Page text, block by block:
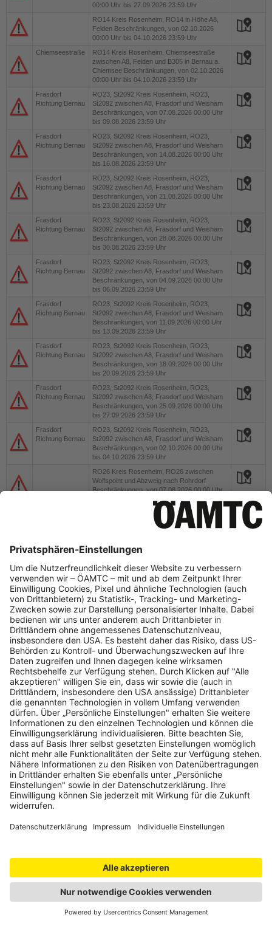
00:00 Uhr bis 27.09.2026 23:59 Uhr
RO14 Kreis Rosenheim, RO14 in Höhe A8,
Felden Beschränkungen, von 02.10.2026
00:00 Uhr bis 04.10.2026 23:59 Uhr
Chiemseestraße
RO14 Kreis Rosenheim, Chiemseestraße
zwischen A8, Felden und B305 in Bernau a.
Chiemsee Beschränkungen, von 02.10.2026
00:00 Uhr bis 04.10.2026 23:59 Uhr
Frasdorf
Richtung Bernau
RO23, St2092 Kreis Rosenheim, RO23,
St2092 zwischen A8, Frasdorf und Weisham
Beschränkungen, von 07.08.2026 00:00 Uhr
bis 09.08.2026 23:59 Uhr
Frasdorf
Richtung Bernau
RO23, St2092 Kreis Rosenheim, RO23,
St2092 zwischen A8, Frasdorf und Weisham
Beschränkungen, von 14.08.2026 00:00 Uhr
bis 16.08.2026 23:59 Uhr
Frasdorf
Richtung Bernau
RO23, St2092 Kreis Rosenheim, RO23,
St2092 zwischen A8, Frasdorf und Weisham
Beschränkungen, von 21.08.2026 00:00 Uhr
bis 23.08.2026 23:59 Uhr
Frasdorf
Richtung Bernau
RO23, St2092 Kreis Rosenheim, RO23,
St2092 zwischen A8, Frasdorf und Weisham
Beschränkungen, von 28.08.2026 00:00 Uhr
bis 30.08.2026 23:59 Uhr
Frasdorf
Richtung Bernau
RO23, St2092 Kreis Rosenheim, RO23,
St2092 zwischen A8, Frasdorf und Weisham
Beschränkungen, von 04.09.2026 00:00 Uhr
bis 06.09.2026 23:59 Uhr
Frasdorf
Richtung Bernau
RO23, St2092 Kreis Rosenheim, RO23,
St2092 zwischen A8, Frasdorf und Weisham
Beschränkungen, von 11.09.2026 00:00 Uhr
bis 13.09.2026 23:59 Uhr
Frasdorf
Richtung Bernau
RO23, St2092 Kreis Rosenheim, RO23,
St2092 zwischen A8, Frasdorf und Weisham
Beschränkungen, von 18.09.2026 00:00 Uhr
bis 20.09.2026 23:59 Uhr
Frasdorf
Richtung Bernau
RO23, St2092 Kreis Rosenheim, RO23,
St2092 zwischen A8, Frasdorf und Weisham
Beschränkungen, von 25.09.2026 00:00 Uhr
bis 27.09.2026 23:59 Uhr
Frasdorf
Richtung Bernau
RO23, St2092 Kreis Rosenheim, RO23,
St2092 zwischen A8, Frasdorf und Weisham
Beschränkungen, von 02.10.2026 00:00 Uhr
bis 04.10.2026 23:59 Uhr
RO26 Kreis Rosenheim, RO26 zwischen
Wolfspoint und Abzweig nach Rohrdorf
Beschränkungen, von 07.08.2026 00:00 Uhr
Kreis Rosenheim, RO26 zwischen
Wolfspoint und Abzweig nach Rohrdorf
RO26Kreis Rosenheim, RO26 zwischen
Wolfspoint und Abzweig nach Rohrdorf
Beschränkungen, von 21.08.2026 00:00 Uhr
bis 23.08.2026 23:59 Uhr
RO26Kreis Rosenheim, RO26 zwischen
Wolfspoint und Abzweig nach Rohrdorf
Beschränkungen, von 28.08.2026 00:00 Uhr
bis 30.08.2026 23:59 Uhr
RO26Kreis Rosenheim, RO26 zwischen
Wolfspoint und Abzweig nach Rohrdorf
Beschränkungen, von 04.09.2026 00:00 Uhr
bis 06.09.2026 23:59 Uhr
RO26Kreis Rosenheim, RO26 zwischen
Wolfspoint und Abzweig nach Rohrdorf
Beschränkungen, von 11.09.2026 00:00 Uhr
bis 13.09.2026 23:59 Uhr
RO26Kreis Rosenheim, RO26 zwischen
Wolfspoint und Abzweig nach Rohrdorf
Beschränkungen, von 18.09.2026 00:00 Uhr
bis 20.09.2026 23:59 Uhr
RO26Kreis Rosenheim, RO26 zwischen
Wolfspoint und Abzweig nach Rohrdorf
Beschränkungen, von 25.09.2026 00:00 Uhr
bis 27.09.2026 23:59 Uhr
Beschränkungen, von 02.10.2026 00:00 Uhr
Wolfspoint
defektes Fahrzeug
Stephanskirchen
Frasdorf
RO5Kreis Rosenheim, RO5 zwischen A8,
Beschränkungen, von 07.08.2026 00:00 Uhr
bis 09.08.2026 23:59 Uhr
RO5
Kreis Rosenheim, RO5 zwischen A8,